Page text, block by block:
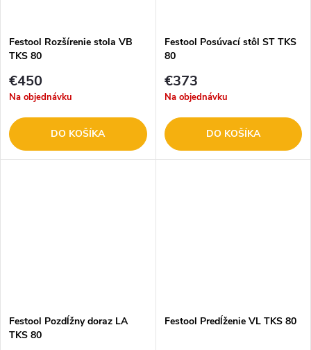
Festool Rozšírenie stola VB
TKS 80
€450
Na objednávku
DO KOŠÍKA
Festool Posúvací stôl ST TKS
80
€373
Na objednávku
DO KOŠÍKA
Festool Pozdĺžny doraz LA
TKS 80
Festool Predĺženie VL TKS 80